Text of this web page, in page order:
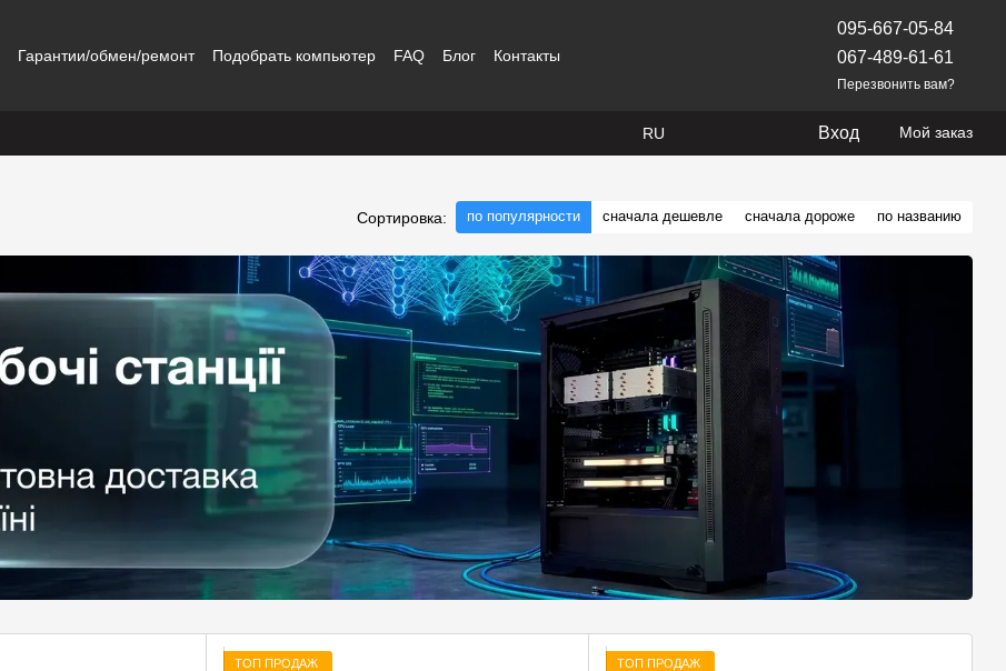
Гарантии/обмен/ремонт Подобрать компьютер FAQ Блог Контакты
095-667-05-84
067-489-61-61
Перезвонить вам?
RU Вход Мой заказ
Сортировка: по популярности сначала дешевле сначала дороже по названию
ТОП ПРОДАЖ
ТОП ПРОДАЖ